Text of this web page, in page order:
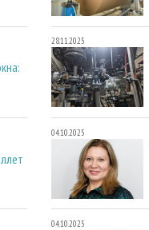
28.11.2025
04.10.2025
04.10.2025